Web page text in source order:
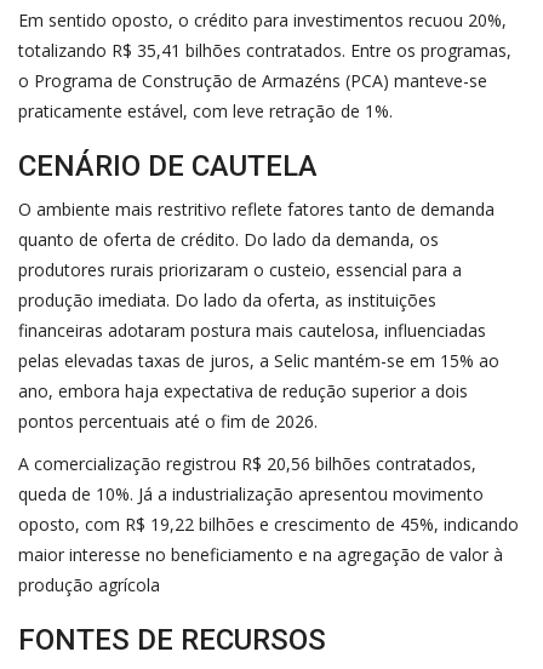
Em sentido oposto, o crédito para investimentos recuou 20%,
totalizando R$ 35,41 bilhões contratados. Entre os programas,
o Programa de Construção de Armazéns (PCA) manteve-se
praticamente estável, com leve retração de 1%.
CENÁRIO DE CAUTELA
O ambiente mais restritivo reflete fatores tanto de demanda
quanto de oferta de crédito. Do lado da demanda, os
produtores rurais priorizaram o custeio, essencial para a
produção imediata. Do lado da oferta, as instituições
financeiras adotaram postura mais cautelosa, influenciadas
pelas elevadas taxas de juros, a Selic mantém-se em 15% ao
ano, embora haja expectativa de redução superior a dois
pontos percentuais até o fim de 2026.
A comercialização registrou R$ 20,56 bilhões contratados,
queda de 10%. Já a industrialização apresentou movimento
oposto, com R$ 19,22 bilhões e crescimento de 45%, indicando
maior interesse no beneficiamento e na agregação de valor à
produção agrícola
FONTES DE RECURSOS